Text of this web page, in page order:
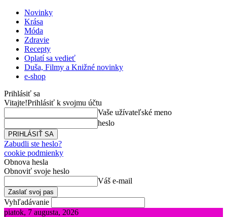
Novinky
Krása
Móda
Zdravie
Recepty
Oplatí sa vedieť
Duša, Filmy a Knižné novinky
e-shop
Prihlásiť sa
Vitajte!Prihlásiť k svojmu účtu
Vaše užívateľské meno
heslo
Zabudli ste heslo?
cookie podmienky
Obnova hesla
Obnoviť svoje heslo
Váš e-mail
Vyhľadávanie
piatok, 7 augusta, 2026